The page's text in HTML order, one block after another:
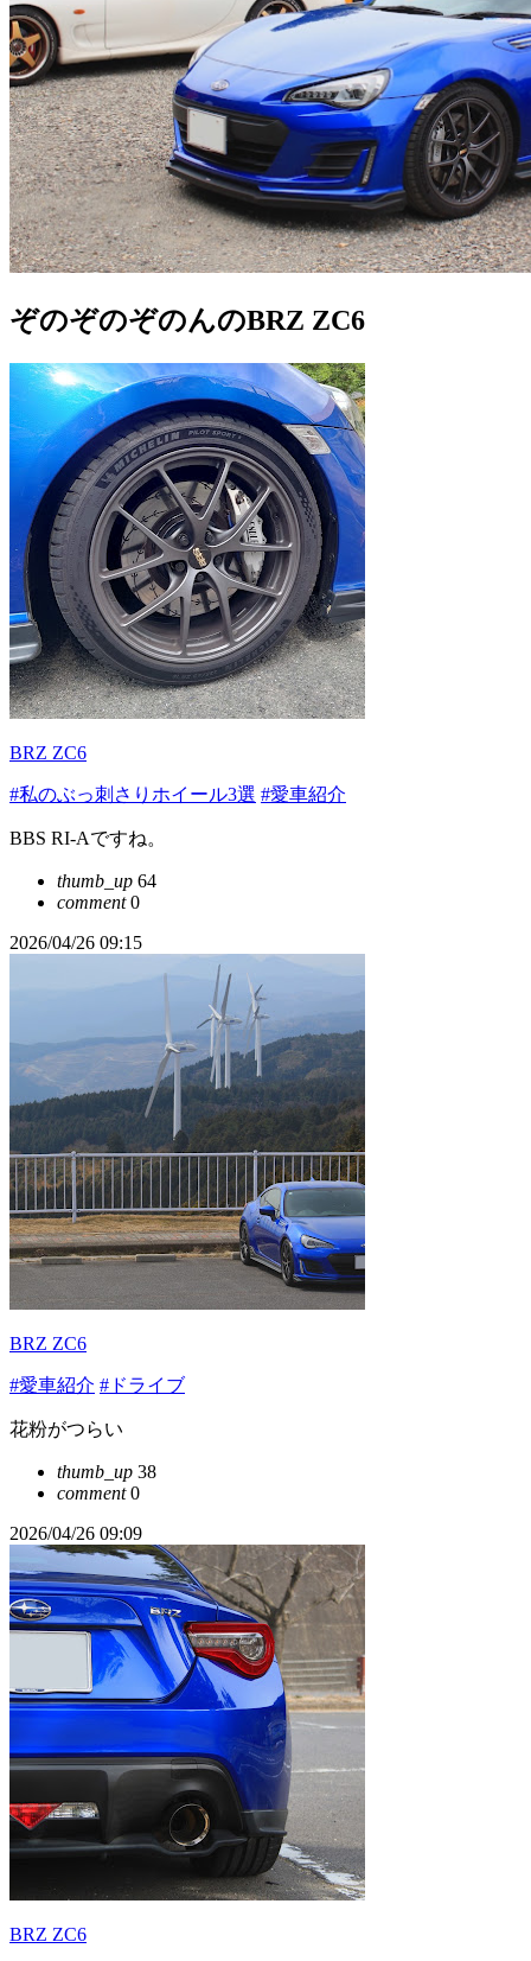
ぞのぞのぞのんのBRZ ZC6
BRZ ZC6
#私のぶっ刺さりホイール3選 #愛車紹介
BBS RI-Aですね。
thumb_up 64
comment0
2026/04/26 09:15
BRZ ZC6
#愛車紹介 #ドライブ
花粉がつらい
thumb_up 38
comment0
2026/04/26 09:09
BRZ ZC6